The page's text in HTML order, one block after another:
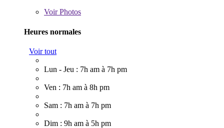
VoirPhotos
Heures normales
Voir tout
Lun - Jeu : 7h am à 7h pm
Ven : 7h am à 8h pm
Sam : 7h am à 7h pm
Dim : 9h am à 5h pm